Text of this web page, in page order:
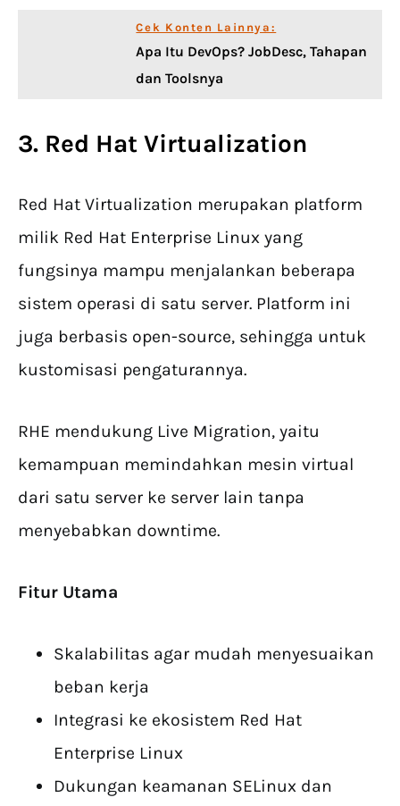
Cek Konten Lainnya:
Apa Itu DevOps? JobDesc, Tahapan
dan Toolsnya
3. Red Hat Virtualization
Red Hat Virtualization merupakan platform
milik Red Hat Enterprise Linux yang
fungsinya mampu menjalankan beberapa
sistem operasi di satu server. Platform ini
juga berbasis open-source, sehingga untuk
kustomisasi pengaturannya.
RHE mendukung Live Migration, yaitu
kemampuan memindahkan mesin virtual
dari satu server ke server lain tanpa
menyebabkan downtime.
Fitur Utama
Skalabilitas agar mudah menyesuaikan
beban kerja
Integrasi ke ekosistem Red Hat
Enterprise Linux
Dukungan keamanan SELinux dan